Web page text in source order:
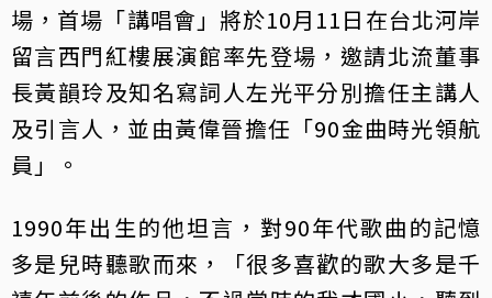
場，首場「講唱會」將於10月11日在台北河岸
留言西門紅樓展演館率先登場，邀請北流董事
長黃韻玲及知名寫詞人左光平分別擔任主講人
及引言人，並由黃偉晉擔任「90金曲時光領航
員」。
1990年出生的他坦言，對90年代歌曲的記憶
多是兒時聽歌而來，「很多喜歡的歌大多是千